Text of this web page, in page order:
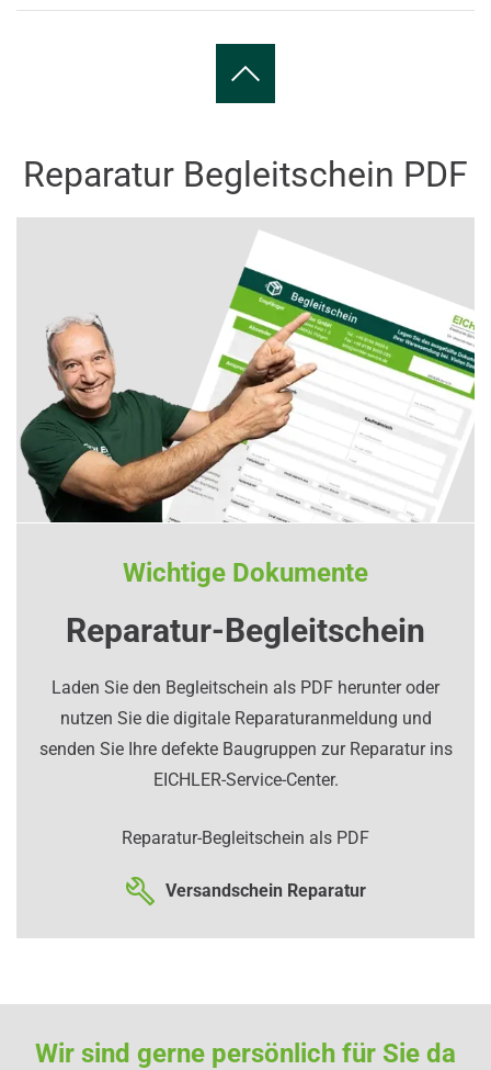
Reparatur Begleitschein PDF
Wichtige Dokumente
Reparatur-Begleitschein
Laden Sie den Begleitschein als PDF herunter oder
nutzen Sie die digitale Reparaturanmeldung und
senden Sie Ihre defekte Baugruppen zur Reparatur ins
EICHLER-Service-Center.
Reparatur-Begleitschein als PDF
Versandschein Reparatur
Wir sind gerne persönlich für Sie da